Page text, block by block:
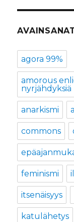
agora 99%
amorous
nyrjähdyksiä
anarkismi
commons
feminismi
itsenäisyys
katulähetys